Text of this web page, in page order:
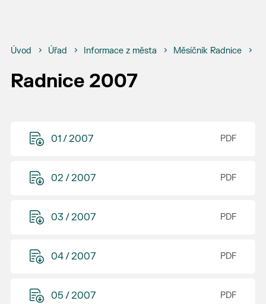
Úvod Úřad Informace z města Měsíčník Radnice
Radnice 2007
01 / 2007
02 / 2007
03 / 2007
04 / 2007
05 / 2007